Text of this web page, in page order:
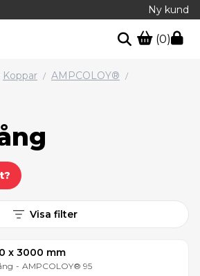
Ny kund
(0)
Koppar / AMPCOLOY® /
Visa filter
x 3000 mm
- AMPCOLOY® 95